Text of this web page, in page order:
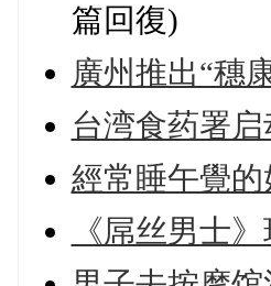
篇回復)
廣州推出“穗
台湾食药署
經常睡午覺
《屌丝男士